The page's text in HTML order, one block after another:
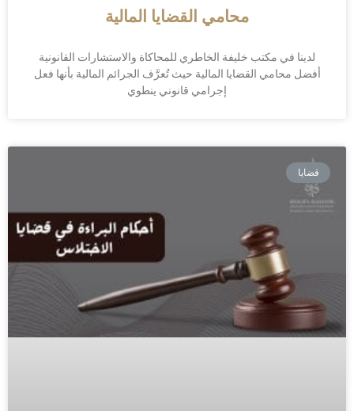
محامي القضايا المالية
لدينا في مكتب خليفة الخاطري للمحاكاة والاستشارات القانونية
أفضل محامي القضايا المالية حيث تُعرَّف الجرائم المالية بأنها فعل
إجرامي قانوني ينطوي
قضايا